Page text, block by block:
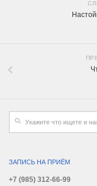
ЗАПИСЬ НА ПРИЁМ
+7 (985) 312-66-99